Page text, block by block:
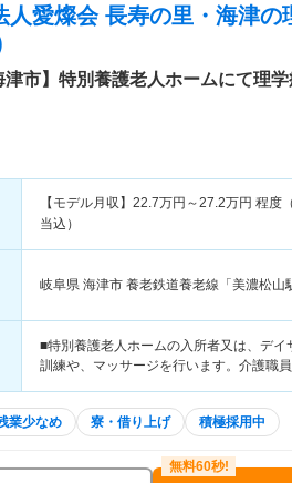
人愛燦会 長寿の里・海津の
津市】特別養護老人ホームにて理学
【モデル月収】 22.7万円～27.2万円 程度
当込）
岐阜県 海津市 養老鉄道養老線「美濃松山
■特別養護老人ホームの入所者又は、デ
訓練や、マッサージを行います。介護職
業少なめ 寮・借り上げ 積極採用中